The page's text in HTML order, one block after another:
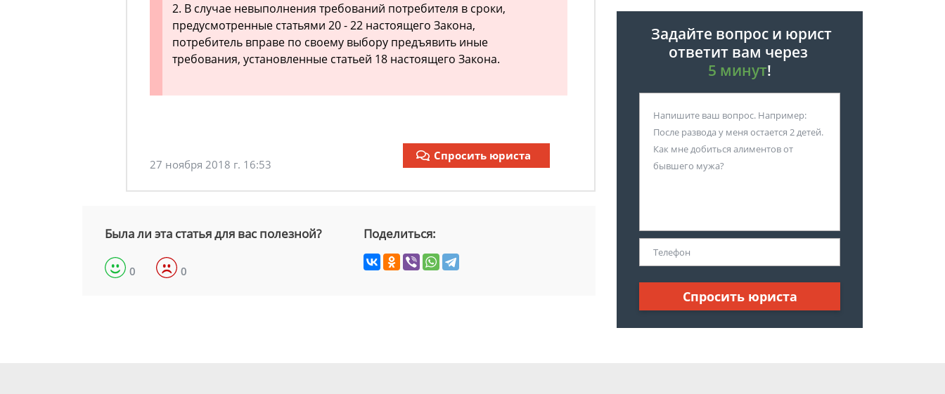
2. В случае невыполнения требований потребителя в сроки,
предусмотренные статьями 20 - 22 настоящего Закона,
потребитель вправе по своему выбору предъявить иные
требования, установленные статьей 18 настоящего Закона.
27 ноября 2018 г. 16:53
Спросить юриста
Была ли эта статья для вас полезной?
0 0
Поделиться:
Задайте вопрос и юрист
ответит вам через
5 минут!
Спросить юриста